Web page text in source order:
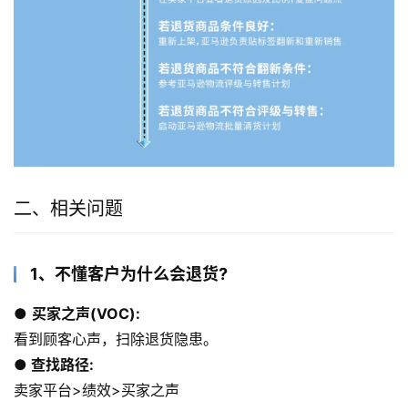
二、相关问题
1、不懂客户为什么会退货?
● 买家之声(VOC):
看到顾客心声，扫除退货隐患。
● 查找路径:
卖家平台>绩效>买家之声